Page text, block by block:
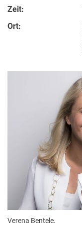
Zeit:
Ort:
Verena Bentele.